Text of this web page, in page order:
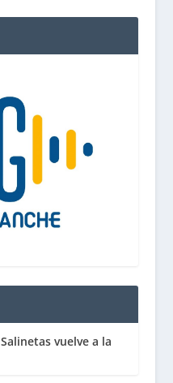
vuelve a la